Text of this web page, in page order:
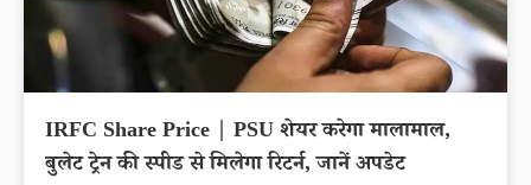
IRFC Share Price | PSU शेयर करेगा मालामाल,
बुलेट ट्रेन की स्पीड से मिलेगा रिटर्न, जानें अपडेट